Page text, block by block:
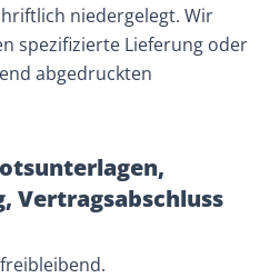
niedergelegt. Wir
spezifizierte Lieferung oder
abgedruckten
Vertragsabschluss